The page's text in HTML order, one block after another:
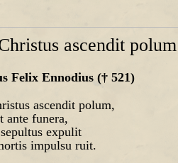
ascendit polum
Felix Ennodius († 521)
ascendit polum,
ante funera,
expulit
impulsu ruit.